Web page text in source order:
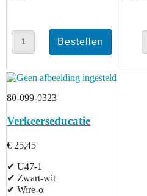
80-099-0323
Verkeerseducatie
€ 25,45
✔ U47-1
✔ Zwart-wit
✔ Wire-o